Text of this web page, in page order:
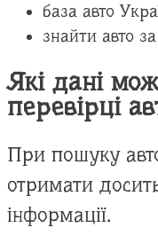
база авто
знайти авто
Які дані
перевірці
При пошуку
отримати
інформації.